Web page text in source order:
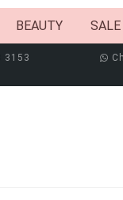
BEAUTY SALE
3153